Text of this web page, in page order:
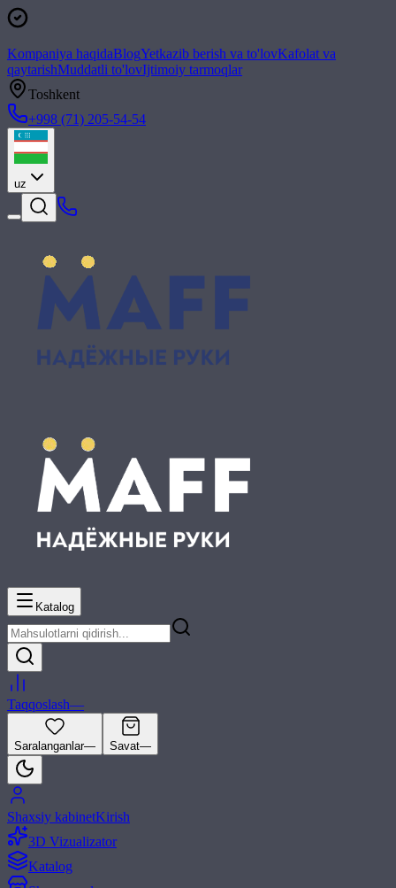
Kompaniya haqidaBlogYetkazib berish va to'lovKafolat va
qaytarishMuddatli to'lovIjtimoiy tarmoqlar
Toshkent
+998 (71) 205-54-54
uz
Katalog
Taqqoslash—
Saralanganlar— Savat—
Shaxsiy kabinetKirish
3D Vizualizator
Katalog